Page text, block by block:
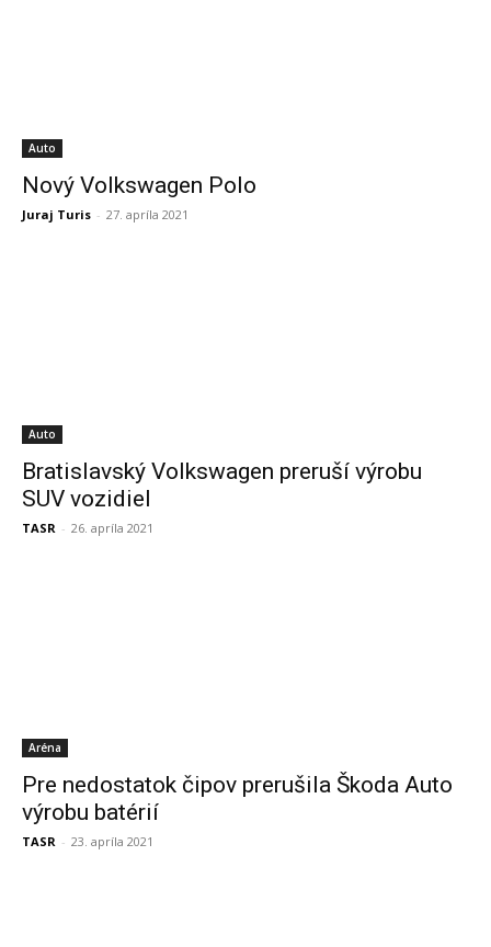
Auto
Nový Volkswagen Polo
Juraj Turis - 27. apríla 2021
Auto
Bratislavský Volkswagen preruší výrobu
SUV vozidiel
TASR - 26. apríla 2021
Aréna
Pre nedostatok čipov prerušila Škoda Auto
výrobu batérií
TASR - 23. apríla 2021